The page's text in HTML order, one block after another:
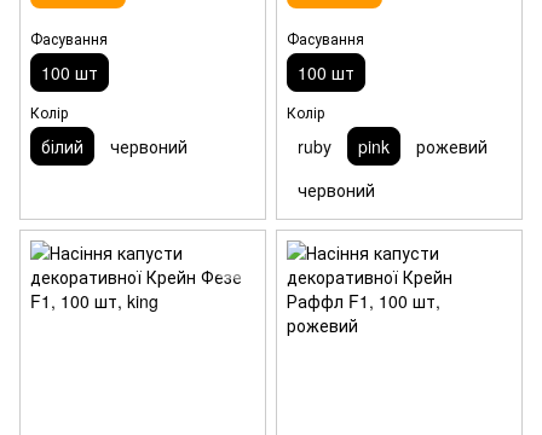
Фасування
100 шт
Колір
білий червоний
Фасування
100 шт
Колір
ruby pink
рожевий
червоний